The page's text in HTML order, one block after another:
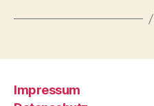
Impressum